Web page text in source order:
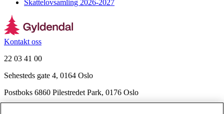
Skattelovsamling 2026-2027
Kontakt oss
22 03 41 00
Sehesteds gate 4, 0164 Oslo
Postboks 6860 Pilestredet Park, 0176 Oslo